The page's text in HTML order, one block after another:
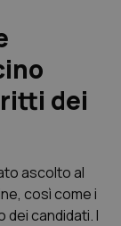
dei
ascolto al
così come i
dei candidati. I